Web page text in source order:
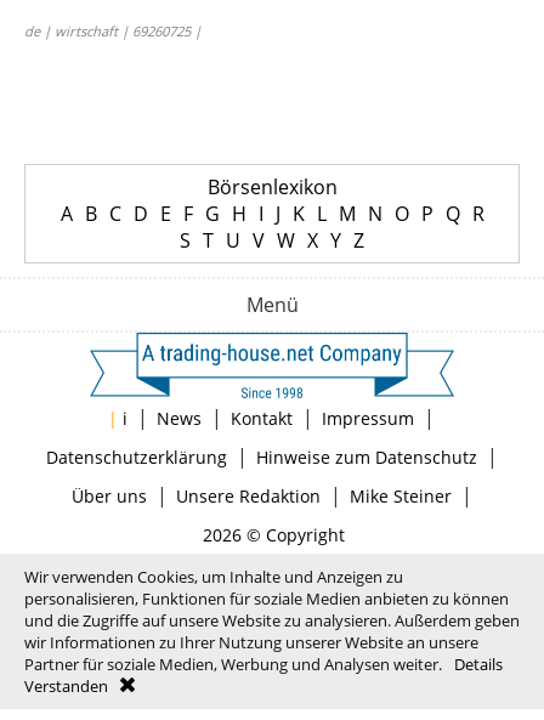
de | wirtschaft | 69260725 |
Börsenlexikon
A B C D E F G H I J K L M N O P Q R
S T U V W X Y Z
Menü
| i | News | Kontakt | Impressum |
Datenschutzerklärung| Hinweise zum Datenschutz |
Über uns | Unsere Redaktion | Mike Steiner|
2026 © Copyright
Wir verwenden Cookies, um Inhalte und Anzeigen zu
personalisieren, Funktionen für soziale Medien anbieten zu können
und die Zugriffe auf unsere Website zu analysieren. Außerdem geben
wir Informationen zu Ihrer Nutzung unserer Website an unsere
Partner für soziale Medien, Werbung und Analysen weiter.
Details
Verstanden